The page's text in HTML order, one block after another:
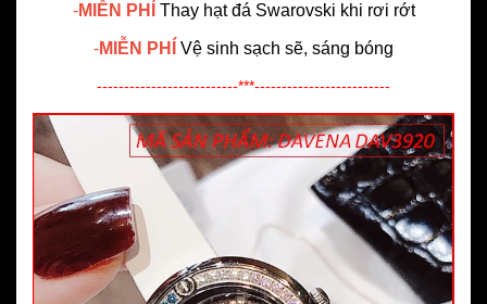
-MIỄN PHÍ Thay hạt đá Swarovski khi rơi rớt
-MIỄN PHÍ Vệ sinh sạch sẽ, sáng bóng
--------------------------***-------------------------